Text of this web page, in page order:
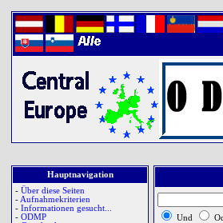
Hauptnavigation
- Über diese Seiten
- Aufnahmekriterien
- Informationen gesucht...
- ODMP
Und